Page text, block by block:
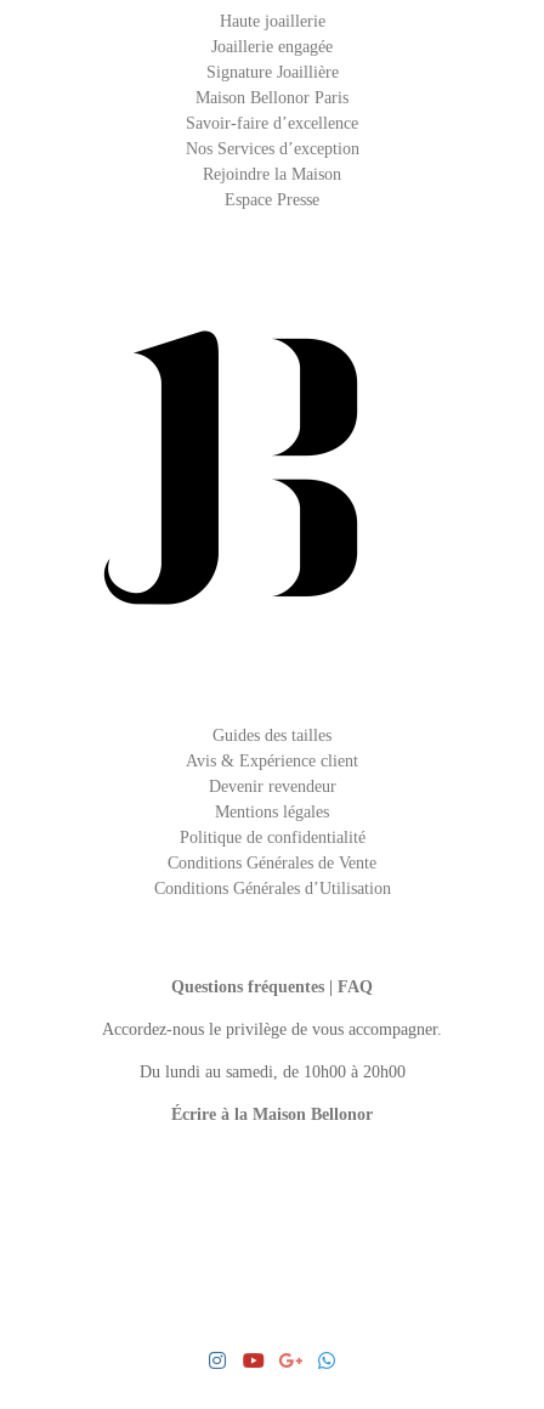
Haute joaillerie
Joaillerie engagée
Signature Joaillière
Maison Bellonor Paris
Savoir-faire d’excellence
Nos Services d’exception
Rejoindre la Maison
Espace Presse
Guides des tailles
Avis & Expérience client
Devenir revendeur
Mentions légales
Politique de confidentialité
Conditions Générales de Vente
Conditions Générales d’Utilisation
Questions fréquentes | FAQ
Accordez-nous le privilège de vous accompagner.
Du lundi au samedi, de 10h00 à 20h00
Écrire à la Maison Bellonor